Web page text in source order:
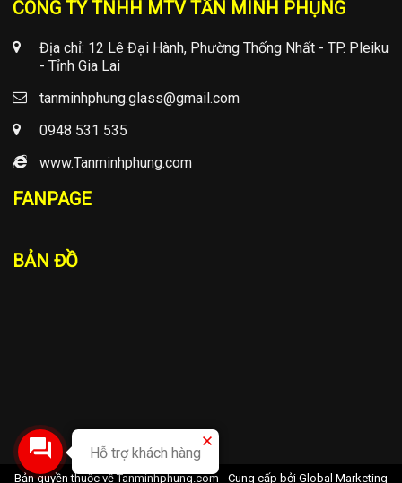
CÔNG TY TNHH MTV TẤN MINH PHỤNG
Địa chỉ: 12 Lê Đại Hành, Phường Thống Nhất - TP. Pleiku
- Tỉnh Gia Lai
tanminhphung.glass@gmail.com
0948 531 535
www.Tanminhphung.com
FANPAGE
BẢN ĐỒ
Bản quyền thuộc về Tanminhphung.com - Cung cấp bởi Global Marketing
Hỗ trợ khách hàng